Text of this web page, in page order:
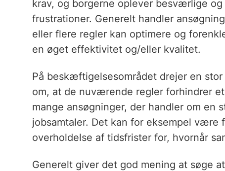
krav, og borgerne oplever besværlige
frustrationer. Generelt handler
eller flere regler kan optimere og
en øget effektivitet og/eller kvalitet.
På beskæftigelsesområdet drejer en
om, at de nuværende regler forhindrer
mange ansøgninger, der handler om en
jobsamtaler. Det kan for eksempel være
overholdelse af tidsfrister for, hvornår
Generelt giver det god mening at søge